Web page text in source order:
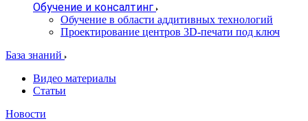
Обучение и консалтинг
Обучение в области аддитивных технологий
Проектирование центров 3D-печати под ключ
База знаний
Видео материалы
Статьи
Новости